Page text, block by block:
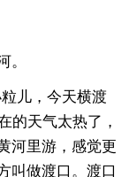
儿，今天横渡
的天气太热了，
河里游，感觉更
叫做渡口。渡口